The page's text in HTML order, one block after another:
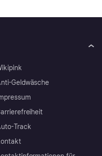
Geldwäsche
Track